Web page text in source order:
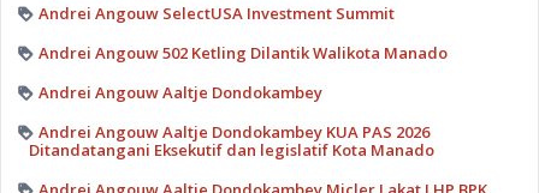
Andrei Angouw SelectUSA Investment Summit
Andrei Angouw 502 Ketling Dilantik Walikota Manado
Andrei Angouw Aaltje Dondokambey
Andrei Angouw Aaltje Dondokambey KUA PAS 2026
Ditandatangani Eksekutif dan legislatif Kota Manado